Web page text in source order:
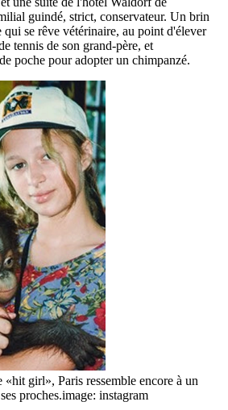
guindé, strict, conservateur. Un brin
se rêve vétérinaire, au point d'élever
tennis de son grand-père, et
poche pour adopter un chimpanzé.
girl», Paris ressemble encore à un
proches.image: instagram